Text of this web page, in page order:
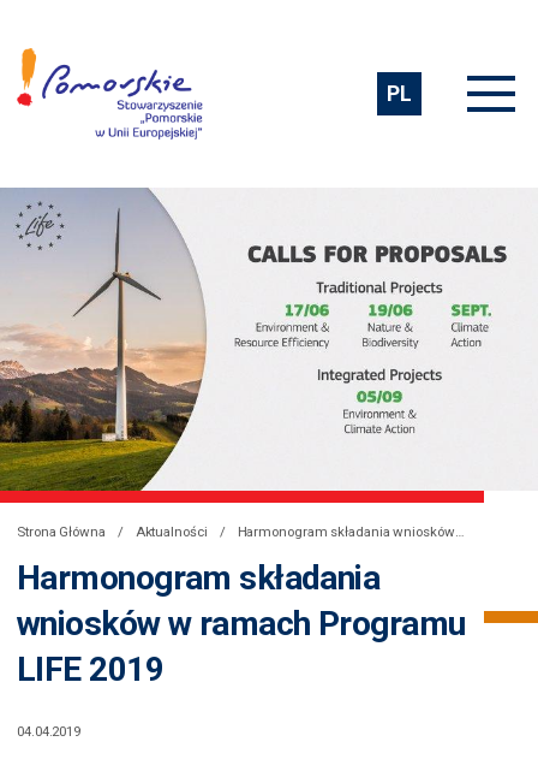
PL
Strona Główna Aktualności Harmonogram składania wniosków w ramach Programu LIFE 2019
Harmonogram składania
wniosków w ramach Programu
LIFE 2019
04.04.2019